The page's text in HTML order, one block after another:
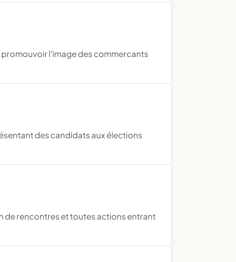
l'image des commercants
des candidats aux élections
de rencontres et toutes actions entrant